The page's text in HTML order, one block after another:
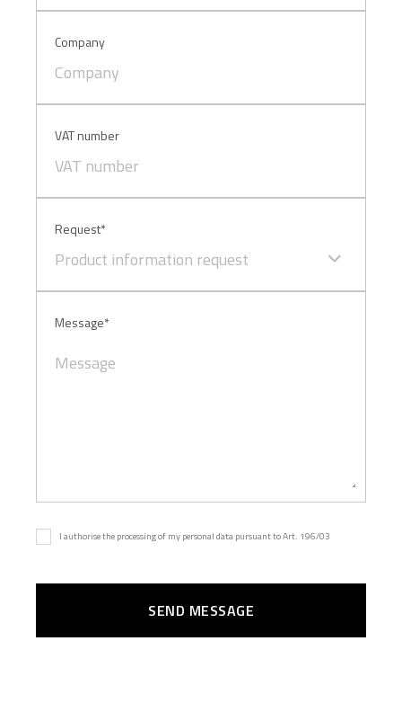
sopra.
Company
VAT number
Request*
Product information request
Message*
I authorise the processing of my personal data pursuant to Art. 196/03